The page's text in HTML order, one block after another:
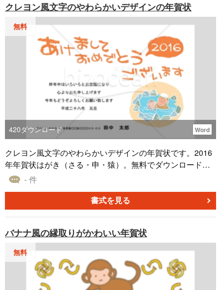
クレヨン風文字のやわらかいデザインの年賀状
無料
420ダウンロード Word
クレヨン風文字のやわらかいデザインの年賀状です。2016
年年賀状はがき（さる・申・猿）。無料でダウンロードで
き、Wordファイルになっているためそのまま印刷できま
- 件
書式を見る
バナナ風の縁取りがかわいい年賀状
無料